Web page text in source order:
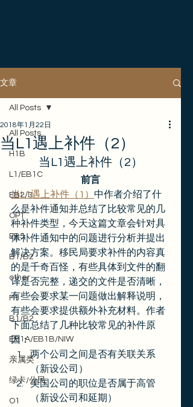
文章
All Posts
H1B
L1/EB1C
EB2/3
OPT
EB5
B1/B2
other
F1
B1/B2
EB1A/EB1B/NIW
亲属类
绿卡/公民
O1
All Posts
当L1遇上补件（2）
2018年1月22日
当L1遇上补件（2）
前言
当L1遇上补件（1） 中作者介绍了什
么是补件通知并总结了比较常见的几
种补件类型，今天这篇文章会针对具
体补件通知中的问题进行分析并提出
解决方案。移民局要求补件的内容真
的是千奇百怪，有些具体到文件的翻
译是否完整，递交的文件是否清晰，
有些会要求某一问题做出解释说明，
有些会要求提供额外补充材料。作者
下面总结了几种比较常见的补件原
因：
两个公司之间是否有关联关系
（新设公司）
美国公司的职位是否属于高管
（新设公司和延期）